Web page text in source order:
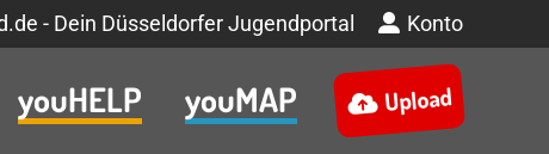
- Dein Düsseldorfer Jugendportal Konto
youHELP youMAP Upload